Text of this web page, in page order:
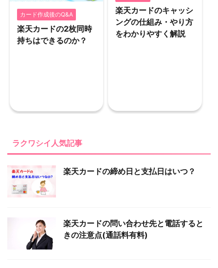
カード作成後のQ&A
楽天カードの2枚同時
持ちはできるのか？
楽天カードのキャッシ
ングの仕組み・やり方
をわかりやすく解説
ラクワシイ人気記事
楽天カードの締め日と支払日はいつ？
楽天カードの問い合わせ先と電話すると
きの注意点(通話料有料)